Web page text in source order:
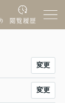
変更
変更